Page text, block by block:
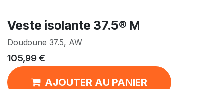
Veste isolante 37.5® M
Doudoune 37.5, AW
105,99€
AJOUTER AU PANIER